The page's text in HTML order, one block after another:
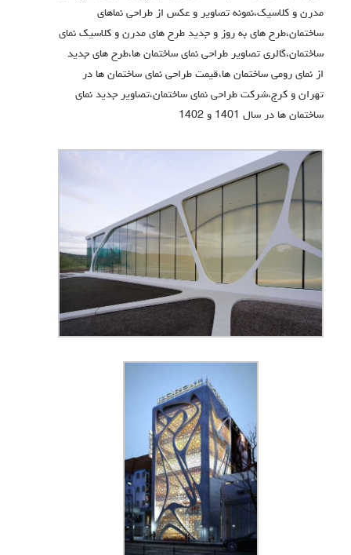
مدرن و کلاسیک،نمونه تصاویر و عکس از طراحی نماهای
ساختمان،طرح های به روز و جدید طرح های مدرن و کلاسیک نمای
ساختمان،گالری تصاویر طراحی نمای ساختمان ها،طرح های جدید
از نمای رومی ساختمان ها،قیمت طراحی نمای ساختمان ها در
تهران و کرج،شرکت طراحی نمای ساختمان،تصاویر جدید نمای
ساختمان ها در سال 1401 و 1402